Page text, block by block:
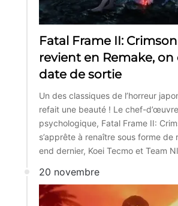
Fatal Frame II:
revient en Remake,
date de sortie
Un des classiques de l’horreur
refait une beauté ! Le chef-
psychologique, Fatal Frame II:
s’apprête à renaître sous forme de
end dernier, Koei Tecmo et Team
20 novembre